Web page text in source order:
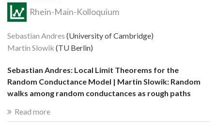
Rhein-Main-Kolloquium
Sebastian Andres (University of Cambridge)
Martin Slowik (TU Berlin)
Sebastian Andres: Local Limit Theorems for the
Random Conductance Model | Martin Slowik: Random
walks among random conductances as rough paths
Read more